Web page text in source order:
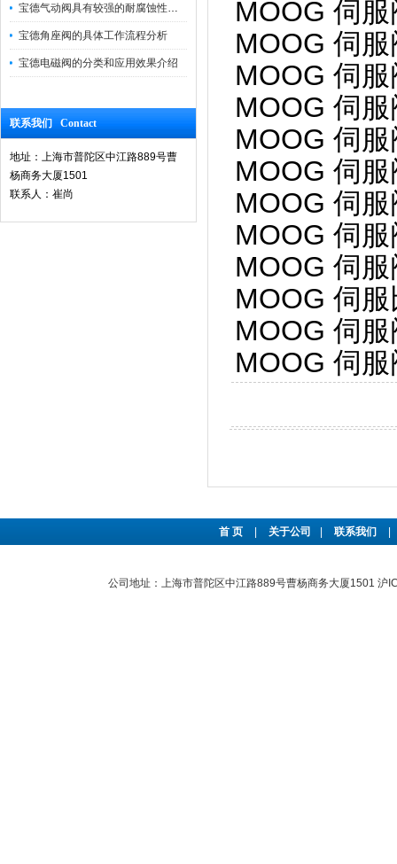
宝德气动阀具有较强的耐腐蚀性和抗震性
宝德角座阀的具体工作流程分析
宝德电磁阀的分类和应用效果介绍
联系我们 Contact
地址：上海市普陀区中江路889号曹
杨商务大厦1501
联系人：崔尚
MOOG 伺
MOOG 伺
MOOG 伺
MOOG 伺
MOOG 伺
MOOG 伺
MOOG 伺
MOOG 伺
MOOG 伺
MOOG 伺
MOOG 伺
MOOG 伺
首 页 关于公司 联系我们
公司地址：上海市普陀区中江路889号曹杨商务大厦1501 沪